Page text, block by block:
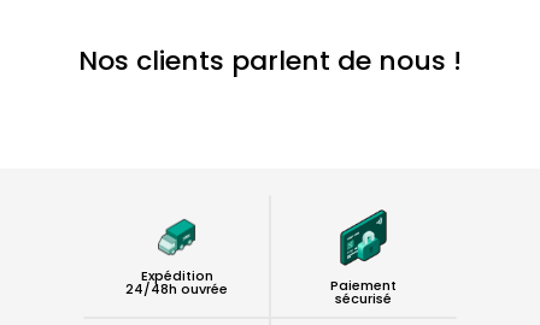
Nos clients parlent de nous !
Expédition
24/48h ouvrée Paiement
sécurisé